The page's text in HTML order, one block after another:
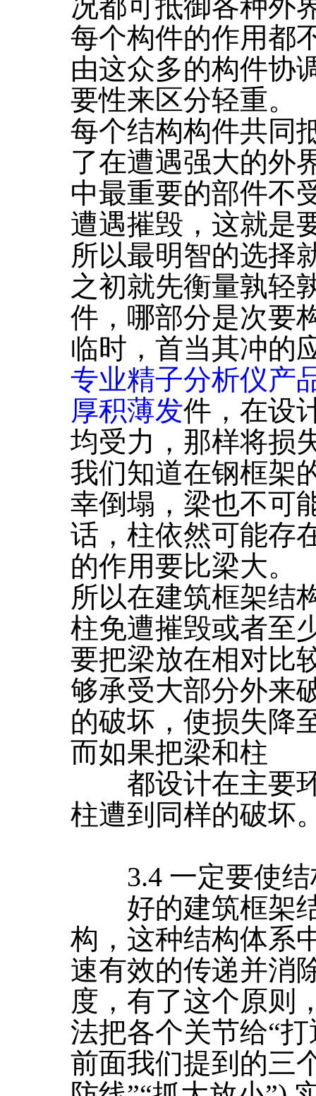
况都可抵御各种外
每个构件的作用都
由这众多的构件协
要性来区分轻重。
每个结构构件共同
了在遭遇强大的外
中最重要的部件不
遭遇摧毁，这就是
所以最明智的选择
之初就先衡量孰轻
件，哪部分是次要
临时，首当其冲的
专业精子分析仪产
厚积薄发件，在设
均受力，那样将损
我们知道在钢框架
幸倒塌，梁也不可
话，柱依然可能存
的作用要比梁大。
所以在建筑框架结
柱免遭摧毁或者至
要把梁放在相对比
够承受大部分外来
的破坏，使损失降
而如果把梁和柱
都设计在主要环
柱遭到同样的破坏
3.4 一定要使结
好的建筑框架结
构，这种结构体系
速有效的传递并消
度，有了这个原则
法把各个关节给“
前面我们提到的三